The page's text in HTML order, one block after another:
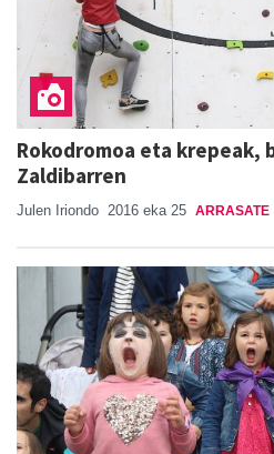
Rokodromoa eta krepeak,
Zaldibarren
Julen Iriondo 2016 eka 25 ARRASATE